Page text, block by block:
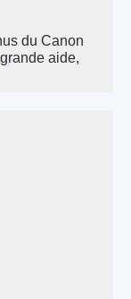
du Canon
aide,